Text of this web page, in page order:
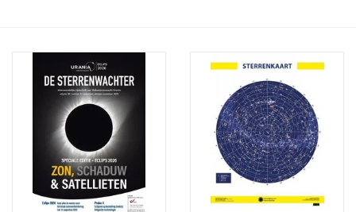
Globes / Gadgets
Weerstations
Aanbiedingen